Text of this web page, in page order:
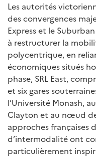
Les autorités
des convergences
Express et le
à restructurer la
polycentrique, en
économiques situés
phase, SRL East,
et six gares
l’Université Monash,
Clayton et au nœud
approches françaises
d’intermodalité ont
particulièrement